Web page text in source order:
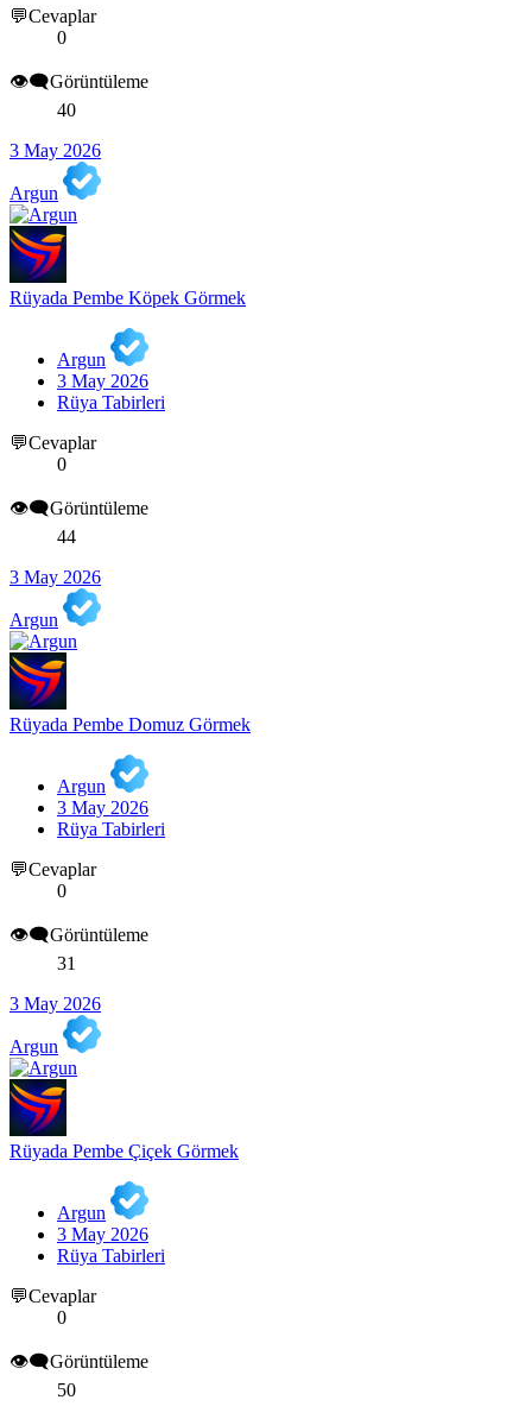
💬Cevaplar
0
👁️‍🗨️Görüntüleme
40
3 May 2026
Argun
Rüyada Pembe Köpek Görmek
Argun
3 May 2026
Rüya Tabirleri
💬Cevaplar
0
👁️‍🗨️Görüntüleme
44
3 May 2026
Argun
Rüyada Pembe Domuz Görmek
Argun
3 May 2026
Rüya Tabirleri
💬Cevaplar
0
👁️‍🗨️Görüntüleme
31
3 May 2026
Argun
Rüyada Pembe Çiçek Görmek
Argun
3 May 2026
Rüya Tabirleri
💬Cevaplar
0
👁️‍🗨️Görüntüleme
50